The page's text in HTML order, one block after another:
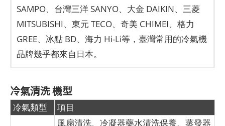
SAMPO、台灣三洋 SANYO、大金 DAIKIN、三菱
MITSUBISHI、東元 TECO、奇美 CHIMEI、格力
GREE、冰點 BD、海力 Hi-Li等，臺灣常用的冷氣機
品牌幾乎都來自日本。
冷氣清洗 機型
冷氣類型 項目
風扇清洗、冷凝器藥水清洗保養、蒸發器